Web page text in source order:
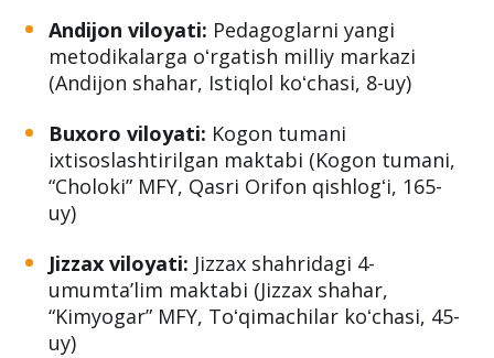
Andijon viloyati: Pedagoglarni yangi
metodikalarga oʻrgatish milliy markazi
(Andijon shahar, Istiqlol koʻchasi, 8-uy)
Buxoro viloyati: Kogon tumani
ixtisoslashtirilgan maktabi (Kogon tumani,
“Choloki” MFY, Qasri Orifon qishlogʻi, 165-
uy)
Jizzax viloyati: Jizzax shahridagi 4-
umumtaʼlim maktabi (Jizzax shahar,
“Kimyogar” MFY, Toʻqimachilar koʻchasi, 45-
uy)